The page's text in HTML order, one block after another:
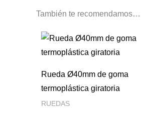
También te recomendamos…
Rueda Ø40mm de goma
termoplástica giratoria
RUEDAS